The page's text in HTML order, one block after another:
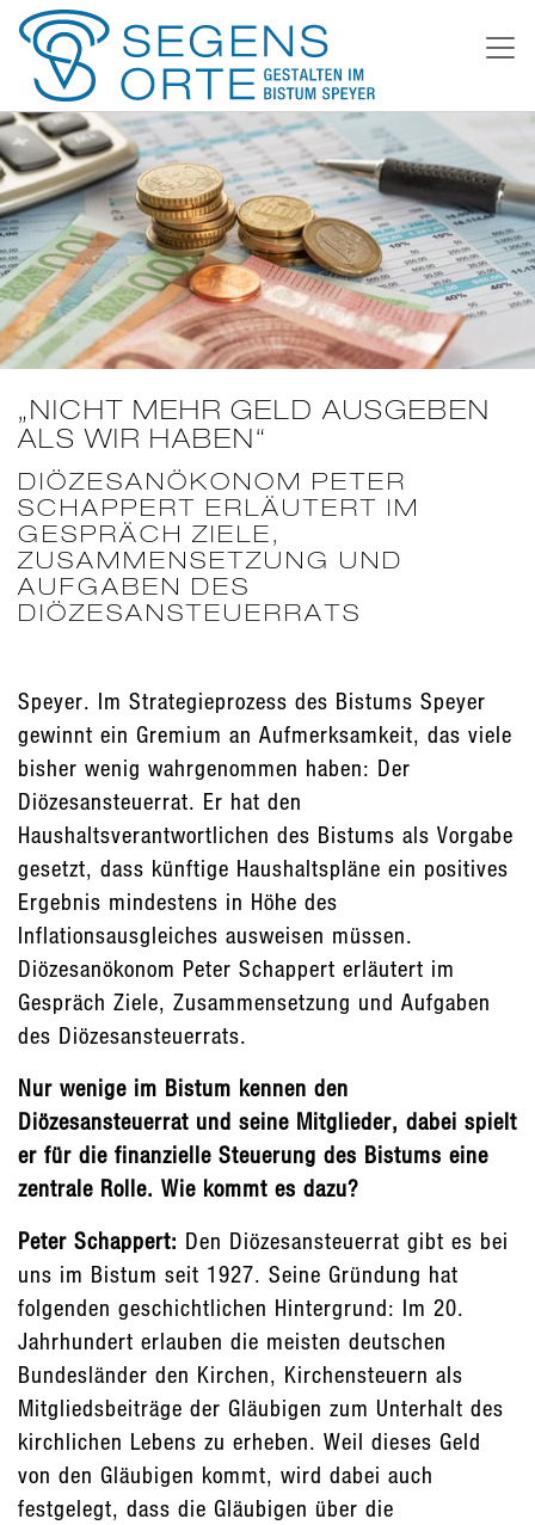
Weiter
zum
Inhalt
„NICHT MEHR GELD AUSGEBEN
ALS WIR HABEN“
DIÖZESANÖKONOM PETER
SCHAPPERT ERLÄUTERT IM
GESPRÄCH ZIELE,
ZUSAMMENSETZUNG UND
AUFGABEN DES
DIÖZESANSTEUERRATS
Speyer. Im Strategieprozess des Bistums Speyer
gewinnt ein Gremium an Aufmerksamkeit, das viele
bisher wenig wahrgenommen haben: Der
Diözesansteuerrat. Er hat den
Haushaltsverantwortlichen des Bistums als Vorgabe
gesetzt, dass künftige Haushaltspläne ein positives
Ergebnis mindestens in Höhe des
Inflationsausgleiches ausweisen müssen.
Diözesanökonom Peter Schappert erläutert im
Gespräch Ziele, Zusammensetzung und Aufgaben
des Diözesansteuerrats.
Nur wenige im Bistum kennen den
Diözesansteuerrat und seine Mitglieder, dabei spielt
er für die finanzielle Steuerung des Bistums eine
zentrale Rolle. Wie kommt es dazu?
Peter Schappert: Den Diözesansteuerrat gibt es bei
uns im Bistum seit 1927. Seine Gründung hat
folgenden geschichtlichen Hintergrund: Im 20.
Jahrhundert erlauben die meisten deutschen
Bundesländer den Kirchen, Kirchensteuern als
Mitgliedsbeiträge der Gläubigen zum Unterhalt des
kirchlichen Lebens zu erheben. Weil dieses Geld
von den Gläubigen kommt, wird dabei auch
festgelegt, dass die Gläubigen über die